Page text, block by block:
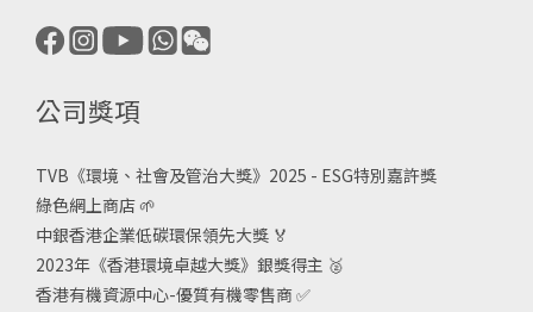
公司獎項
TVB《環境、社會及管治大獎》2025 - ESG特別嘉許獎
綠色網上商店 🌱
中銀香港企業低碳環保領先大獎 🏅
2023年《香港環境卓越大獎》銀獎得主 🥈
香港有機資源中心-優質有機零售商✅